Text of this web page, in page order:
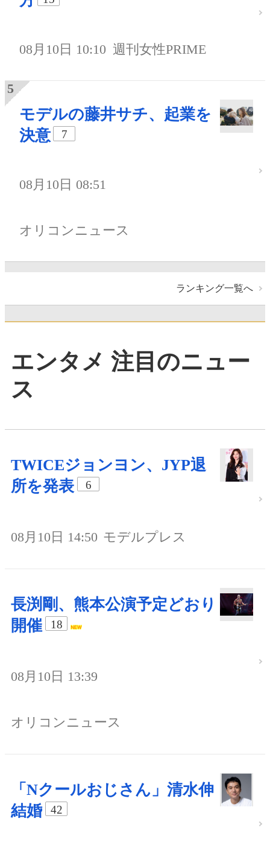
08月10日 10:10 週刊女性PRIME
モデルの藤井サチ、起業を
決意
7
08月10日 08:51
オリコンニュース
ランキング一覧へ
エンタメ 注目のニュー
ス
TWICEジョンヨン、JYP退
所を発表
6
08月10日 14:50 モデルプレス
長渕剛、熊本公演予定どおり
開催
18
08月10日 13:39
オリコンニュース
「Nクールおじさん」清水伸
結婚
42